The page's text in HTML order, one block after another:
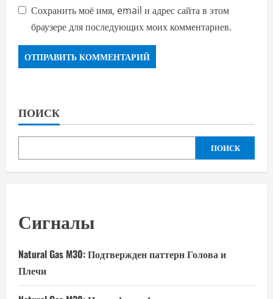
Сохранить моё имя, email и адрес сайта в этом
браузере для последующих моих комментариев.
ПОИСК
ПОИСК
Сигналы
Natural Gas M30: Подтвержден паттерн Голова и
Плечи